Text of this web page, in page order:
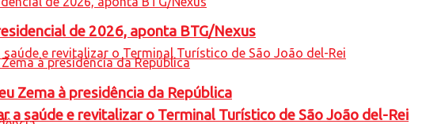
a saúde e revitalizar o Terminal Turístico de São João del-Rei
de 2026, aponta BTG/Nexus
Zema à presidência da República